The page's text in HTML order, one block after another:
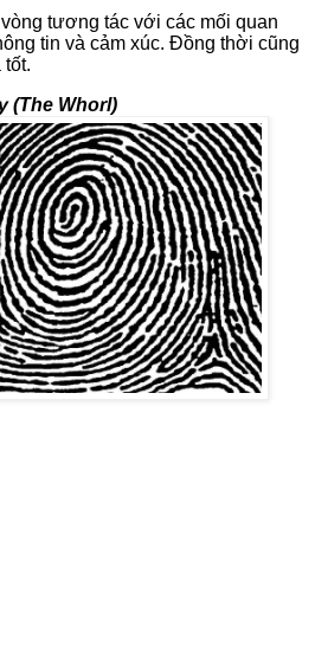
tương tác với các mối quan
tin và cảm xúc. Đồng thời cũng
(The Whorl)